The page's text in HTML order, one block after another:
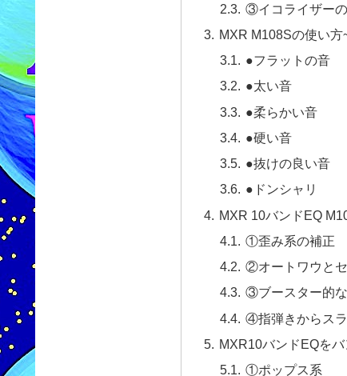
③イコライザー
MXR M108Sの使い
●フラットの音
●太い音
●柔らかい音
●硬い音
●抜けの良い音
●ドンシャリ
MXR 10バンドEQ
①歪み系の補正
②オートワウとセ
③ブースター的
④指弾きからス
MXR10バンドEQを
①ポップス系